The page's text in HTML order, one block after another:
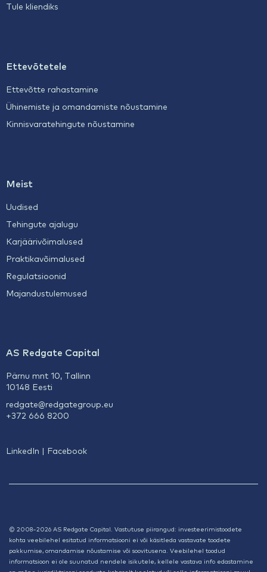
Tule kliendiks
Ettevõtetele
Ettevõtte rahastamine
Ühinemiste ja omandamiste nõustamine
Kinnisvaratehingute nõustamine
Meist
Uudised
Tehingute ajalugu
Karjäärivõimalused
Praktikavõimalused
Regulatsioonid
Majandustulemused
AS Redgate Capital
Pärnu mnt 10, Tallinn
10148 Eesti
redgate@redgategroup.eu
+372 666 8200
LinkedIn | Facebook
© 2008–2026 AS Redgate Capital. Vastutuse piirangud: investeerimistoodete
kohta veebilehel esitatud informatsiooni ei või käsitleda vastavate toodete
pakkumise, omandamise nõustamise või soovitusena. Veebilehel toodud
informatsioon ei ole suunatud nendele isikutele, kellele vastava info edastamine